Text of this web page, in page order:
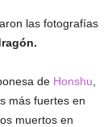
las fotografías
de Honshu
más fuertes en
muertos en